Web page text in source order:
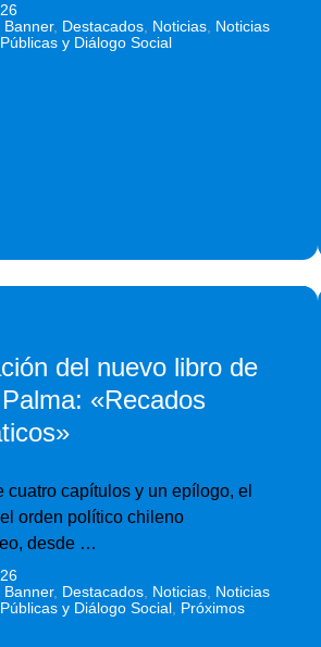
Banner, Destacados, Noticias, Noticias
y Diálogo Social
del nuevo libro de
«Recados
cuatro capítulos y un epílogo, el
orden político chileno
desde …
Banner, Destacados, Noticias, Noticias
y Diálogo Social Próximos